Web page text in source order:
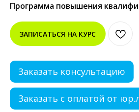
Программа повышения
ЗАПИСАТЬСЯ НА КУРС
Заказать консультацию
Заказать с оплатой от